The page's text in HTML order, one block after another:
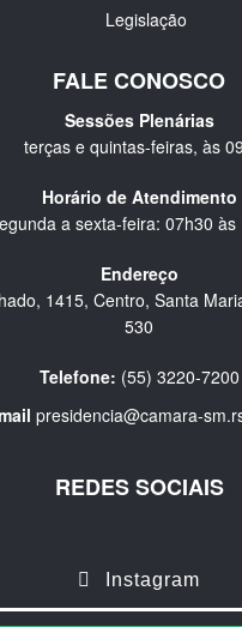
Legislação
FALE CONOSCO
Sessões Plenárias
terças e quintas-feiras, às
Horário de Atendimento
a sexta-feira: 07h30 às
Endereço
1415, Centro, Santa
530
Telefone: (55) 3220-7200
presidencia@camara-
REDES SOCIAIS
Instagram